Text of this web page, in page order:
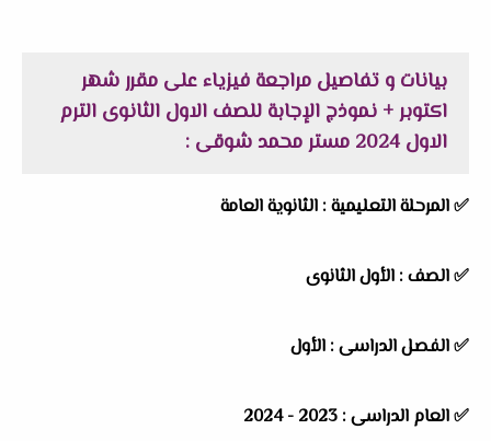
بيانات و تفاصيل مراجعة فيزياء على مقرر شهر
اكتوبر + نموذج الإجابة للصف الاول الثانوى الترم
الاول 2024 مستر محمد شوقى :
✅ المرحلة التعليمية : الثانوية العامة
✅ الصف : الأول الثانوى
✅ الفصل الدراسى : الأول
✅ العام الدراسى : 2023 - 2024